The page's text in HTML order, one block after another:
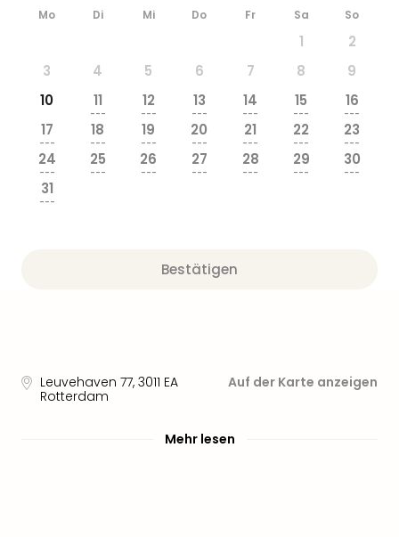
Mo Di Mi Do Fr Sa So
1
2
3
4 5 6 7 8
9
10
11
---
12
---
13
---
14
---
15
---
16
---
17
---
18
---
19
---
20
---
21
---
22
---
23
---
24
---
25
---
26
---
27
---
28
---
29
---
30
---
31
---
Bestätigen
Leuvehaven 77, 3011 EA
Rotterdam
Auf der Karte anzeigen
Mehr lesen